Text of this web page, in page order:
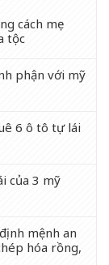
cách mẹ
tộc
phận với mỹ
6 ô tô tự lái
của 3 mỹ
mệnh an
hóa rồng,